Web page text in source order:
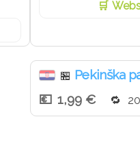
🏪 Pekinška
1,99 €